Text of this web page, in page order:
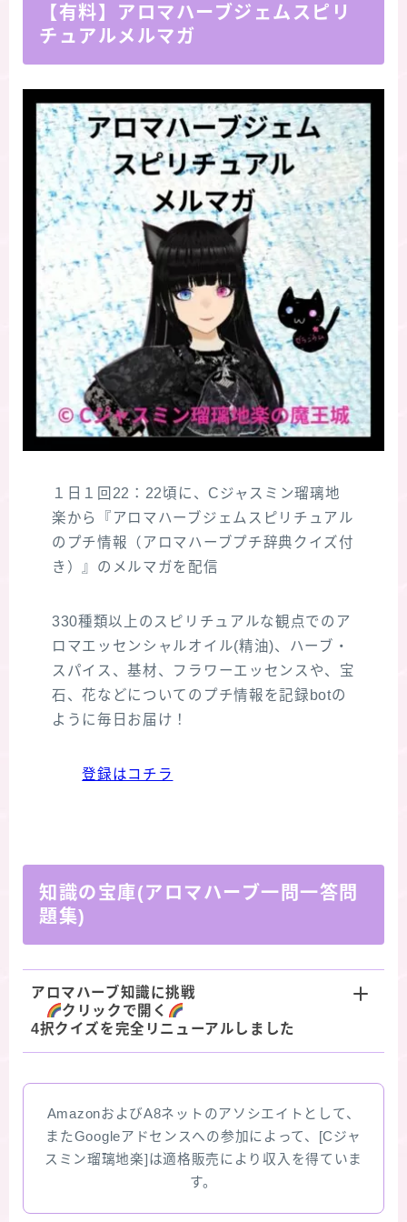
【有料】アロマハーブジェムスピリ
チュアルメルマガ
１日１回22：22頃に、Cジャスミン瑠璃地
楽から『アロマハーブジェムスピリチュアル
のプチ情報（アロマハーブプチ辞典クイズ付
き）』のメルマガを配信
330種類以上のスピリチュアルな観点でのア
ロマエッセンシャルオイル(精油)、ハーブ・
スパイス、基材、フラワーエッセンスや、宝
石、花などについてのプチ情報を記録botの
ように毎日お届け！
登録はコチラ
知識の宝庫(アロマハーブ一問一答問
題集)
アロマハーブ知識に挑戦
クリックで開く
4択クイズを完全リニューアルしました
AmazonおよびA8ネットのアソシエイトとして、
またGoogleアドセンスへの参加によって、[Cジャ
スミン瑠璃地楽]は適格販売により収入を得ていま
す。